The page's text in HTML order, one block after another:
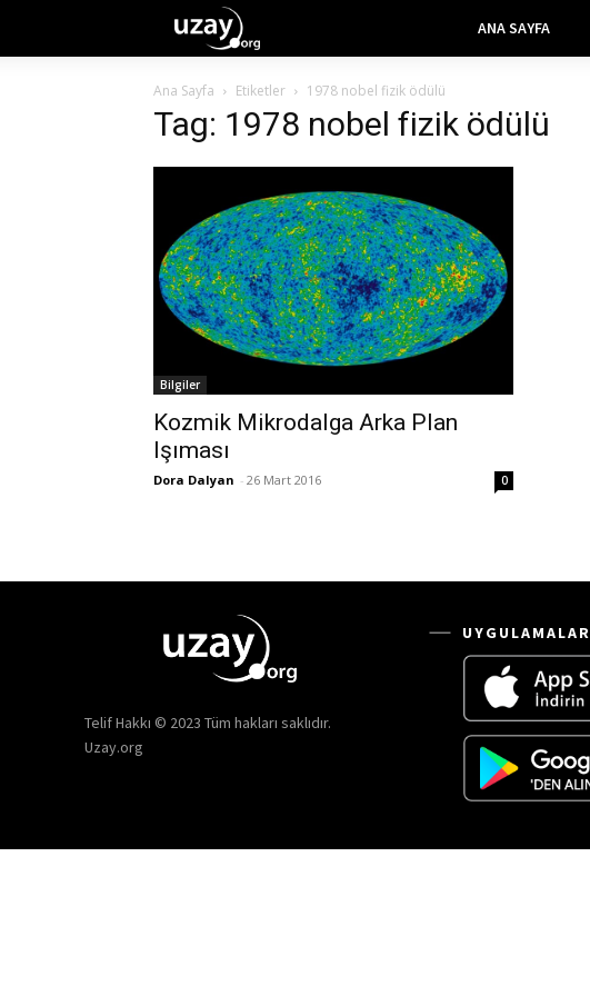
ANA SAYFA
Ana Sayfa Etiketler 1978 nobel fizik ödülü
Tag: 1978 nobel fizik ödülü
Bilgiler
Kozmik Mikrodalga Arka Plan
Işıması
Dora Dalyan - 26 Mart 2016 0
Telif Hakkı © 2023 Tüm hakları saklıdır.
Uzay.org
UYGULAMALAR